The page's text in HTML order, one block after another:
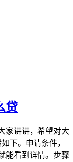
贷
家讲讲，希望对大
下。申请条件，
能看到详情。步骤